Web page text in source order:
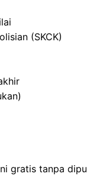
(SKCK)
gratis tanpa